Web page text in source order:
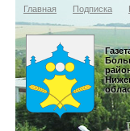
Главная Подписка